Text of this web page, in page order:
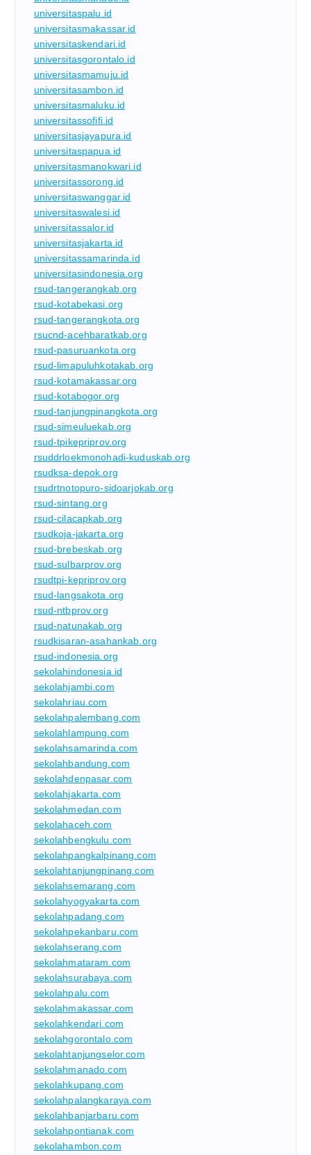
universitaspalu.id
universitasmakassar.id
universitaskendari.id
universitasgorontalo.id
universitasmamuju.id
universitasambon.id
universitasmaluku.id
universitassofifi.id
universitasjayapura.id
universitaspapua.id
universitasmanokwari.id
universitassorong.id
universitaswanggar.id
universitaswalesi.id
universitassalor.id
universitasjakarta.id
universitassamarinda.id
universitasindonesia.org
rsud-tangerangkab.org
rsud-kotabekasi.org
rsud-tangerangkota.org
rsucnd-acehbaratkab.org
rsud-pasuruankota.org
rsud-limapuluhkotakab.org
rsud-kotamakassar.org
rsud-kotabogor.org
rsud-tanjungpinangkota.org
rsud-simeuluekab.org
rsud-tpikepriprov.org
rsuddrloekmonohadi-kuduskab.org
rsudksa-depok.org
rsudrtnotopuro-sidoarjokab.org
rsud-sintang.org
rsud-cilacapkab.org
rsudkoja-jakarta.org
rsud-brebeskab.org
rsud-sulbarprov.org
rsudtpi-kepriprov.org
rsud-langsakota.org
rsud-ntbprov.org
rsud-natunakab.org
rsudkisaran-asahankab.org
rsud-indonesia.org
sekolahindonesia.id
sekolahjambi.com
sekolahriau.com
sekolahpalembang.com
sekolahlampung.com
sekolahsamarinda.com
sekolahbandung.com
sekolahdenpasar.com
sekolahjakarta.com
sekolahmedan.com
sekolahaceh.com
sekolahbengkulu.com
sekolahpangkalpinang.com
sekolahtanjungpinang.com
sekolahsemarang.com
sekolahyogyakarta.com
sekolahpadang.com
sekolahpekanbaru.com
sekolahserang.com
sekolahmataram.com
sekolahsurabaya.com
sekolahpalu.com
sekolahmakassar.com
sekolahkendari.com
sekolahgorontalo.com
sekolahtanjungselor.com
sekolahmanado.com
sekolahkupang.com
sekolahpalangkaraya.com
sekolahbanjarbaru.com
sekolahpontianak.com
sekolahambon.com